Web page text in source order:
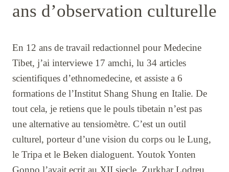
ans d’observation culturelle
En 12 ans de travail redactionnel pour Medecine
Tibet, j’ai interviewe 17 amchi, lu 34 articles
scientifiques d’ethnomedecine, et assiste a 6
formations de l’Institut Shang Shung en Italie. De
tout cela, je retiens que le pouls tibetain n’est pas
une alternative au tensiomètre. C’est un outil
culturel, porteur d’une vision du corps ou le Lung,
le Tripa et le Beken dialoguent. Youtok Yonten
Gonpo l’avait ecrit au XII siecle, Zurkhar Lodreu